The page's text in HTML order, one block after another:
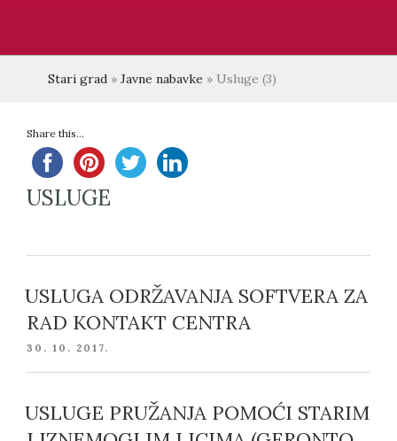
Stari grad » Javne nabavke » Usluge (3)
Share this...
USLUGE
USLUGA ODRŽAVANJA SOFTVERA ZA
RAD KONTAKT CENTRA
POSTED
30. 10. 2017.
USLUGE PRUŽANJA POMOĆI STARIM